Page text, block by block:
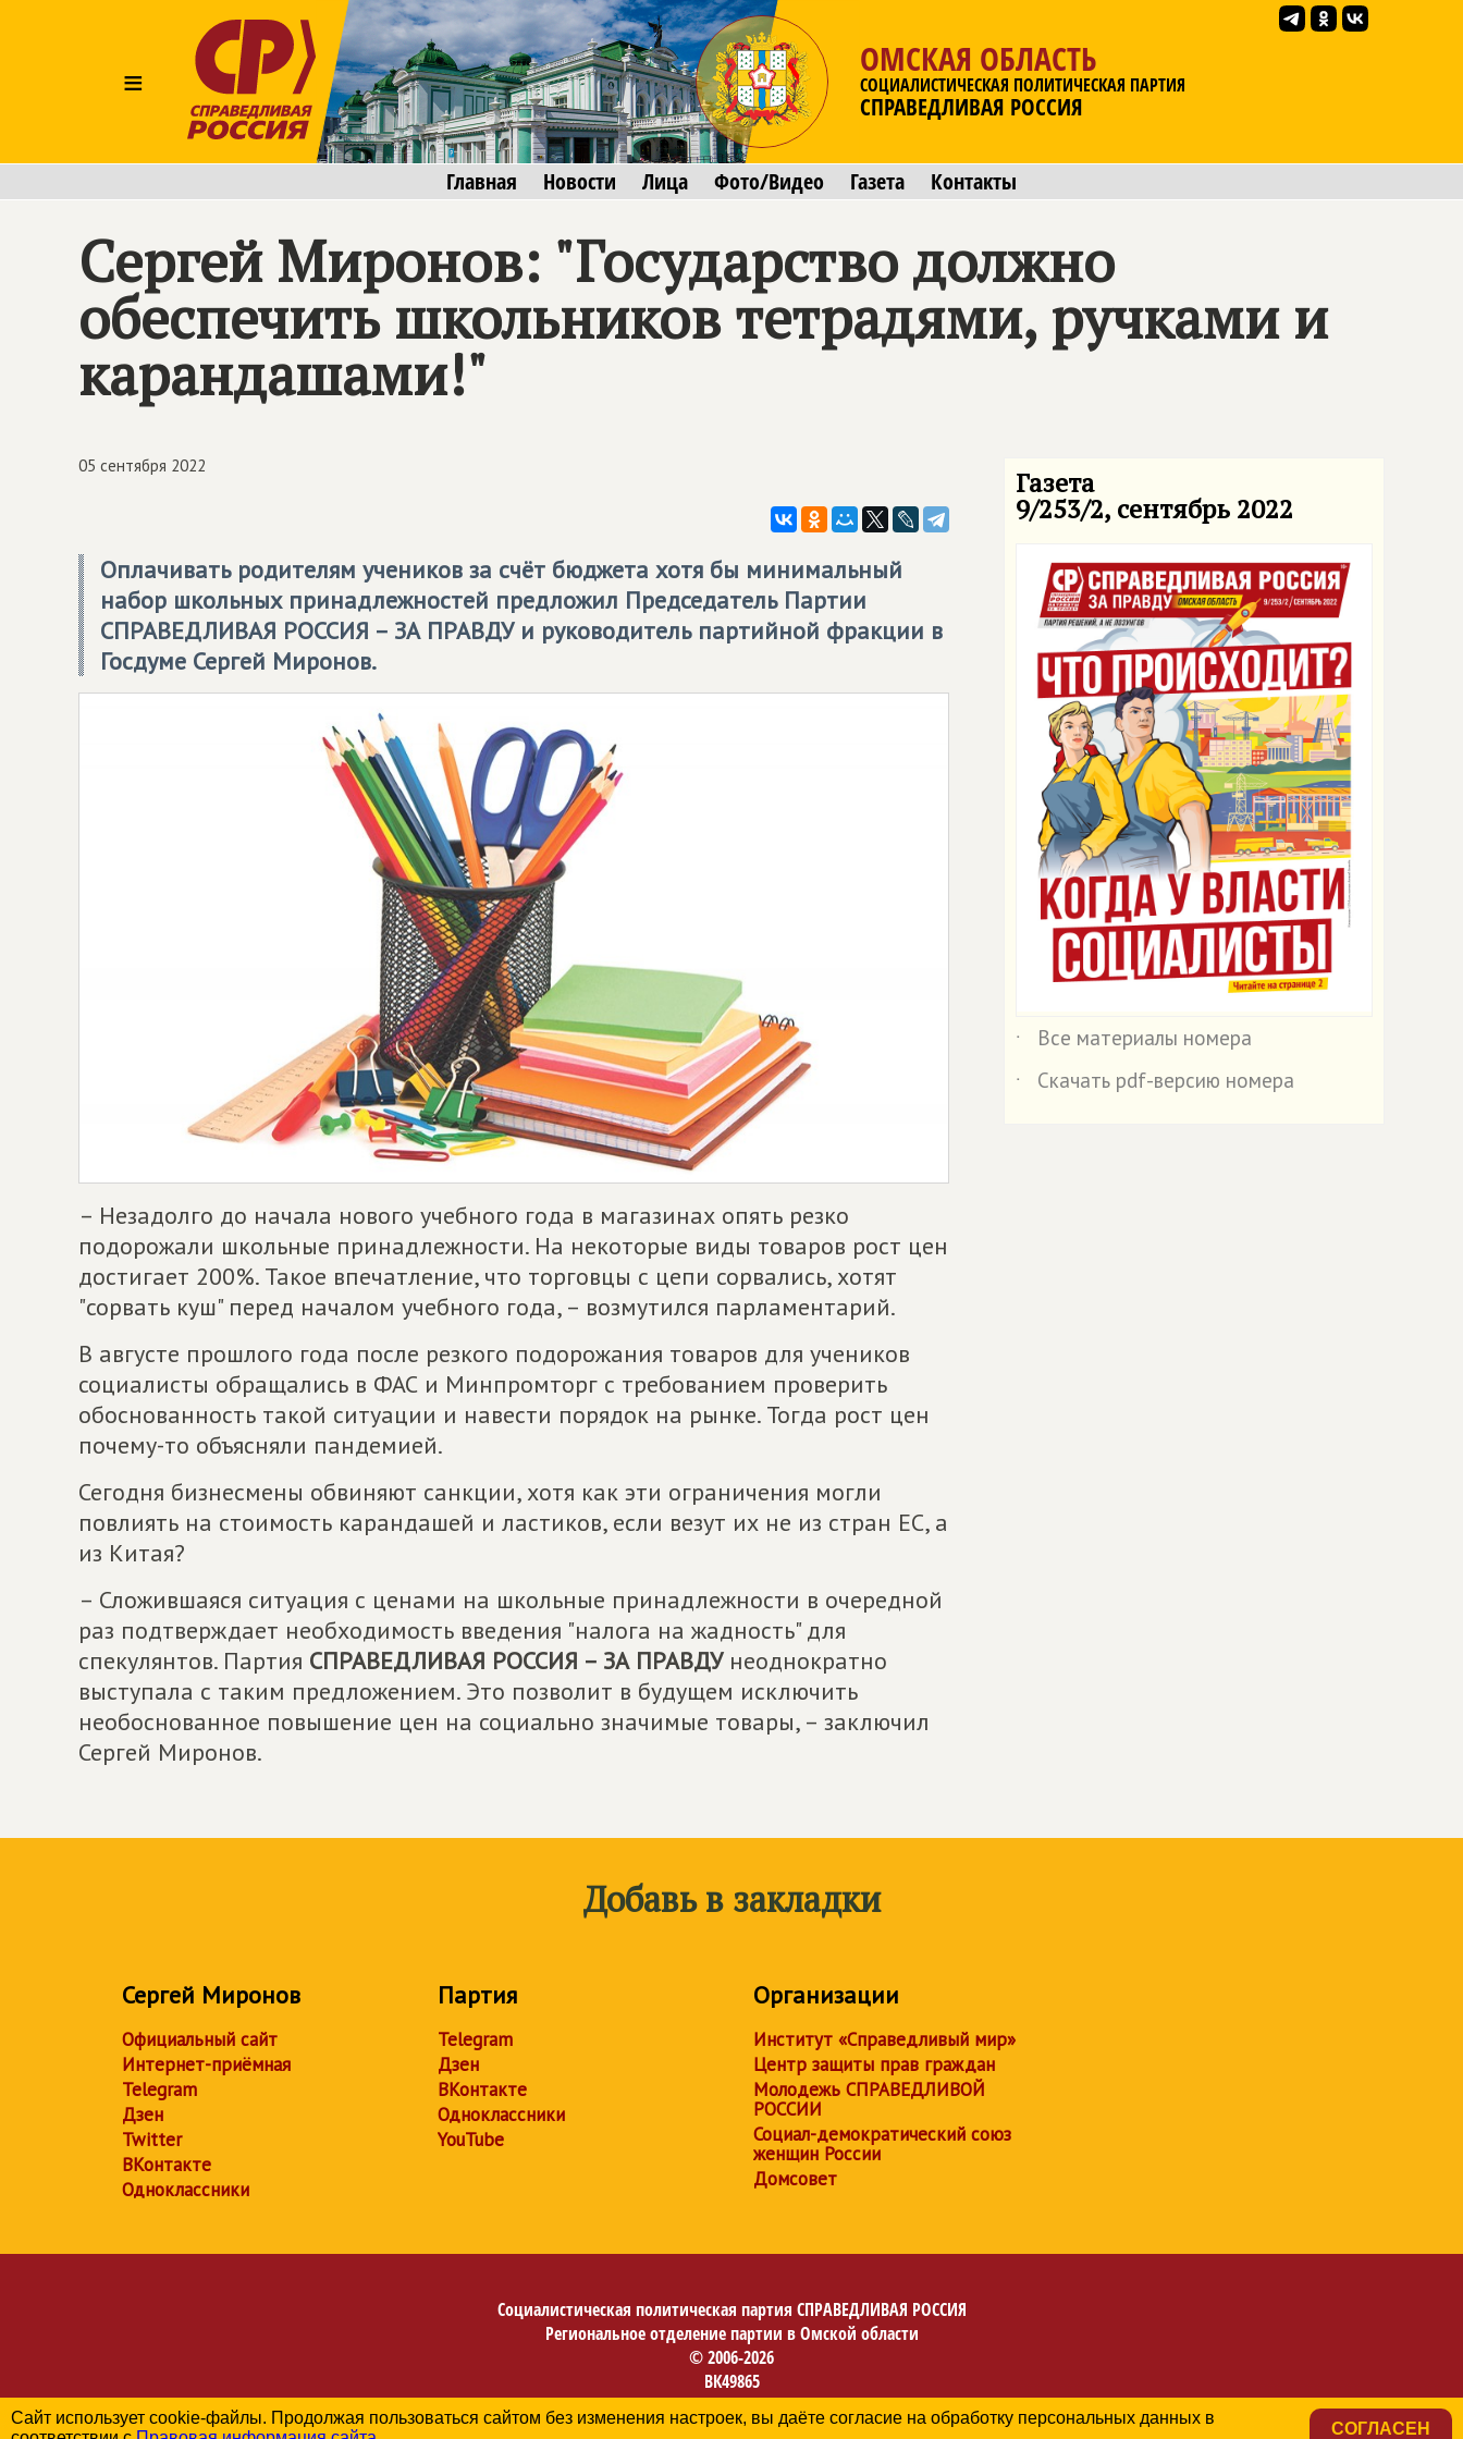
≡
ОМСКАЯ ОБЛАСТЬ
СОЦИАЛИСТИЧЕСКАЯ ПОЛИТИЧЕСКАЯ ПАРТИЯ
СПРАВЕДЛИВАЯ РОССИЯ
Главная Новости Лица Фото/Видео Газета Контакты
Сергей Миронов: "Государство должно
обеспечить школьников тетрадями, ручками и
карандашами!"
05 сентября 2022
Оплачивать родителям учеников за счёт бюджета хотя бы минимальный
набор школьных принадлежностей предложил Председатель Партии
СПРАВЕДЛИВАЯ РОССИЯ – ЗА ПРАВДУи руководитель партийной фракции в
Госдуме Сергей Миронов.
– Незадолго до начала нового учебного года в магазинах опять резко
подорожали школьные принадлежности. На некоторые виды товаров рост цен
достигает 200%. Такое впечатление, что торговцы с цепи сорвались, хотят
"сорвать куш" перед началом учебного года, – возмутился парламентарий.
В августе прошлого года после резкого подорожания товаров для учеников
социалисты обращались в ФАС и Минпромторг с требованием проверить
обоснованность такой ситуации и навести порядок на рынке. Тогда рост цен
почему-то объясняли пандемией.
Сегодня бизнесмены обвиняют санкции, хотя как эти ограничения могли
повлиять на стоимость карандашей и ластиков, если везут их не из стран ЕС, а
из Китая?
– Сложившаяся ситуация с ценами на школьные принадлежности в очередной
раз подтверждает необходимость введения "налога на жадность" для
спекулянтов. Партия СПРАВЕДЛИВАЯ РОССИЯ – ЗА ПРАВДУнеоднократно
выступала с таким предложением. Это позволит в будущем исключить
необоснованное повышение цен на социально значимые товары, – заключил
Сергей Миронов.
Газета
9/253/2, сентябрь 2022
˙
Все материалы номера
˙
Скачать pdf-версию номера
Добавь в закладки
Сергей Миронов
Официальный сайт
Интернет-приёмная
Telegram
Дзен
Twitter
ВКонтакте
Одноклассники
Партия
Telegram
Дзен
ВКонтакте
Одноклассники
YouTube
Организации
Институт «Справедливый мир»
Центр защиты прав граждан
Молодежь СПРАВЕДЛИВОЙ
РОССИИ
Социал-демократический союз
женщин России
Домсовет
Социалистическая политическая партия СПРАВЕДЛИВАЯ РОССИЯ
Региональное отделение партии в Омской области
© 2006-2026
ВК49865
Политика в отношении обработки персональных данных
Сайт использует cookie-файлы. Продолжая пользоваться сайтом без изменения настроек, вы даёте согласие на обработку персональных данных в
СОГЛАСЕН